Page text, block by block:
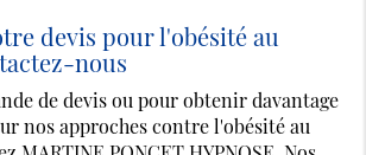
devis pour l'obésité au
nous
de devis ou pour obtenir davantage
nos approches contre l'obésité au